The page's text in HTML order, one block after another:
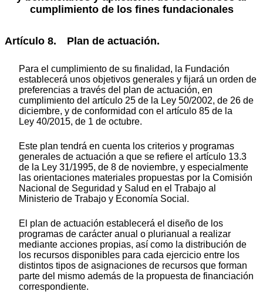
cumplimiento de los fines fundacionales
Artículo 8. Plan de actuación.
Para el cumplimiento de su finalidad, la Fundación
establecerá unos objetivos generales y fijará un orden de
preferencias a través del plan de actuación, en
cumplimiento del artículo 25 de la Ley 50/2002, de 26 de
diciembre, y de conformidad con el artículo 85 de la
Ley 40/2015, de 1 de octubre.
Este plan tendrá en cuenta los criterios y programas
generales de actuación a que se refiere el artículo 13.3
de la Ley 31/1995, de 8 de noviembre, y especialmente
las orientaciones materiales propuestas por la Comisión
Nacional de Seguridad y Salud en el Trabajo al
Ministerio de Trabajo y Economía Social.
El plan de actuación establecerá el diseño de los
programas de carácter anual o plurianual a realizar
mediante acciones propias, así como la distribución de
los recursos disponibles para cada ejercicio entre los
distintos tipos de asignaciones de recursos que forman
parte del mismo además de la propuesta de financiación
correspondiente.